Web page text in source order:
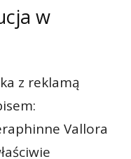
w
z reklamą
Vallora